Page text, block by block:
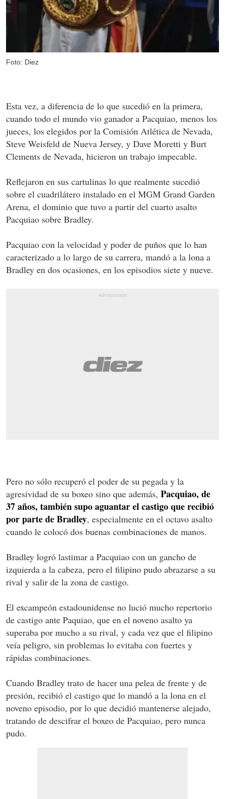
Foto: Diez
Esta vez, a diferencia de lo que sucedió en la primera,
cuando todo el mundo vio ganador a Pacquiao, menos los
jueces, los elegidos por la Comisión Atlética de Nevada,
Steve Weisfeld de Nueva Jersey, y Dave Moretti y Burt
Clements de Nevada, hicieron un trabajo impecable.
Reflejaron en sus cartulinas lo que realmente sucedió
sobre el cuadrilátero instalado en el MGM Grand Garden
Arena, el dominio que tuvo a partir del cuarto asalto
Pacquiao sobre Bradley.
Pacquiao con la velocidad y poder de puños que lo han
caracterizado a lo largo de su carrera, mandó a la lona a
Bradley en dos ocasiones, en los episodios siete y nueve.
Pero no sólo recuperó el poder de su pegada y la
agresividad de su boxeo sino que además, Pacquiao, de
37 años, también supo aguantar el castigo que recibió
por parte de Bradley, especialmente en el octavo asalto
cuando le colocó dos buenas combinaciones de manos.
Bradley logró lastimar a Pacquiao con un gancho de
izquierda a la cabeza, pero el filipino pudo abrazarse a su
rival y salir de la zona de castigo.
El excampeón estadounidense no lució mucho repertorio
de castigo ante Paquiao, que en el noveno asalto ya
superaba por mucho a su rival, y cada vez que el filipino
veía peligro, sin problemas lo evitaba con fuertes y
rápidas combinaciones.
Cuando Bradley trato de hacer una pelea de frente y de
presión, recibió el castigo que lo mandó a la lona en el
noveno episodio, por lo que decidió mantenerse alejado,
tratando de descifrar el boxeo de Pacquiao, pero nunca
pudo.